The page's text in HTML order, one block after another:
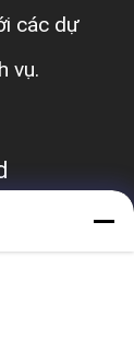
các dự
dịch vụ.